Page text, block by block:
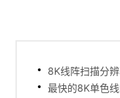
8K线阵扫描分
最快的8K单色